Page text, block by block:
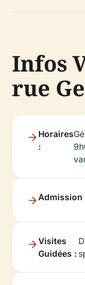
Infos
rue
Horaires
:
Admission
Visites
Guidées :